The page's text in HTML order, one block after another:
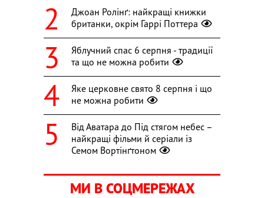
Джоан Ролінґ: найкращі книжки
британки, окрім Гаррі Поттера
Яблучний спас 6 серпня - традиції
та що не можна робити
Яке церковне свято 8 серпня і що
не можна робити
Від Аватара до Під стягом небес –
найкращі фільми й серіали із
Семом Вортінґтоном
МИ В СОЦМЕРЕЖАХ